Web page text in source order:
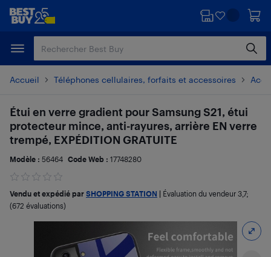
Passer
principal
Passer
Accueil Téléphones cellulaires, forfaits et accessoires
Étui en verre gradient pour Samsung S21, étui
protecteur mince, anti-rayures, arrière EN verre
trempé, EXPÉDITION GRATUITE
Modèle : 56464 Code Web : 17748280
Vendu et expédié par SHOPPING STATION Évaluation du vendeur 3,7;
(672 évaluations)